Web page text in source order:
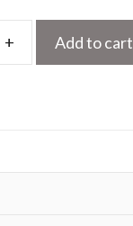
Daun
+ Add to cart